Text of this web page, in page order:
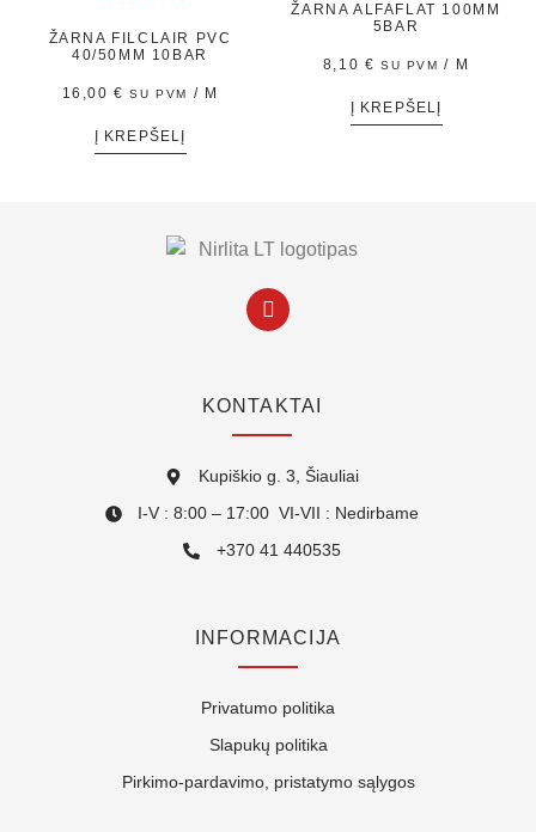
ŽARNA FILCLAIR PVC
40/50MM 10BAR
16,00€ SU PVM / M
Į KREPŠELĮ
ŽARNA ALFAFLAT 100MM
5BAR
8,10 € SU PVM / M
Į KREPŠELĮ
KONTAKTAI
Kupiškio g. 3, Šiauliai
I-V : 8:00 – 17:00 VI-VII : Nedirbame
+370 41 440535
INFORMACIJA
Privatumo politika
Slapukų politika
Pirkimo-pardavimo, pristatymo sąlygos